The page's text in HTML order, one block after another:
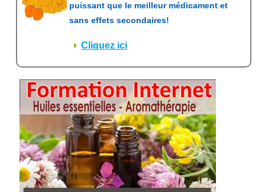
puissant que le meilleur médicament et
sans effets secondaires!
Cliquez ici